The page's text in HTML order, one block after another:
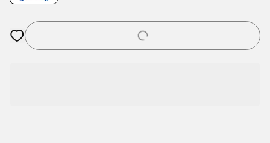
Åbner en Modal til at logge ind eller tilmelde dig som medlem